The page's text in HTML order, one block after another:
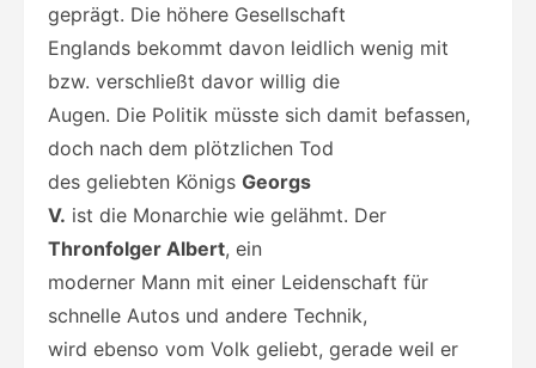
geprägt. Die höhere Gesellschaft
Englands bekommt davon leidlich wenig mit
bzw. verschließt davor willig die
Augen. Die Politik müsste sich damit befassen,
doch nach dem plötzlichen Tod
des geliebten Königs Georgs
V. ist die Monarchie wie gelähmt. Der
Thronfolger Albert, ein
moderner Mann mit einer Leidenschaft für
schnelle Autos und andere Technik,
wird ebenso vom Volk geliebt, gerade weil er